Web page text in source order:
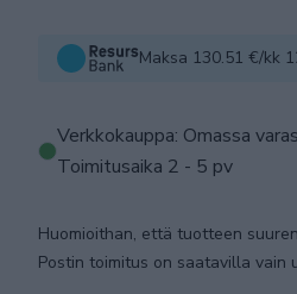
Maksa 130.51 €/kk
Verkkokauppa: Omassa
Toimitusaika 2 - 5 pv
Huomioithan, että tuotteen
Postin toimitus on saatavilla vain